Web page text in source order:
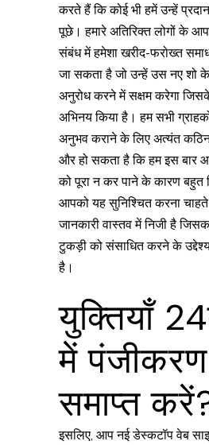
करते हैं कि कोई भी हमें उन्हें
पूछे। हमारे अतिरिक्त लोगों के
संबंध में हमेशा खरीद-फरोख्त
जा सकता है जो उन्हें उस नए शो
अनुरोध करने में सक्षम करेगा
अभिनय किया है। हम सभी
अनुभव कराने के लिए अत्यंत
और हो सकता है कि हम इस बार
को पूरा न कर पाने के कारण बहुत
आपको यह सुनिश्चित करना
जानकारी वास्तव में निजी है
टुकड़ी को संसाधित करने के
है।
युक्तियाँ
में पंजीकरण
समाप्त
इसलिए, आप नई डेस्कटॉप वेब